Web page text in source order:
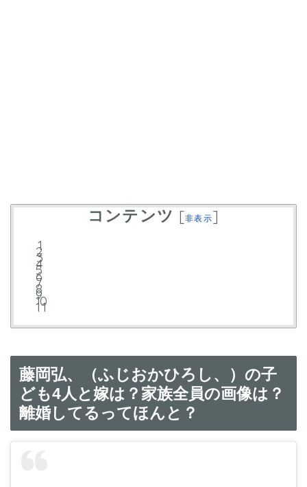
コンテンツ [非表示]
藤岡弘、（ふじおかひろし、）の子
ども4人と嫁は？家族全員の画像は？
離婚してるってほんと？